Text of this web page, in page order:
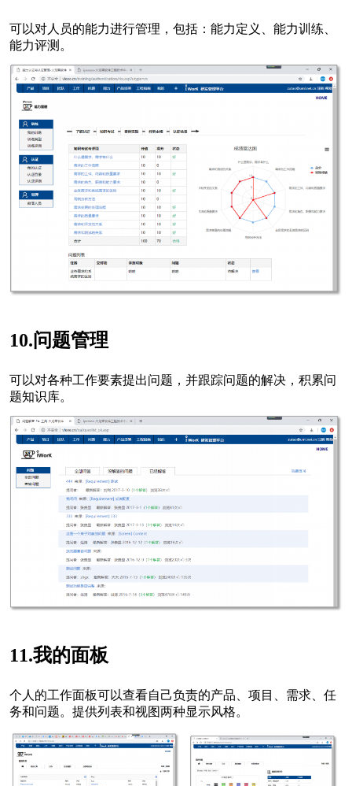
可以对人员的能力进行管理，包括：能力定义、能力训练、
能力评测。
10.问题管理
可以对各种工作要素提出问题，并跟踪问题的解决，积累问
题知识库。
11.我的面板
个人的工作面板可以查看自己负责的产品、项目、需求、任
务和问题。提供列表和视图两种显示风格。